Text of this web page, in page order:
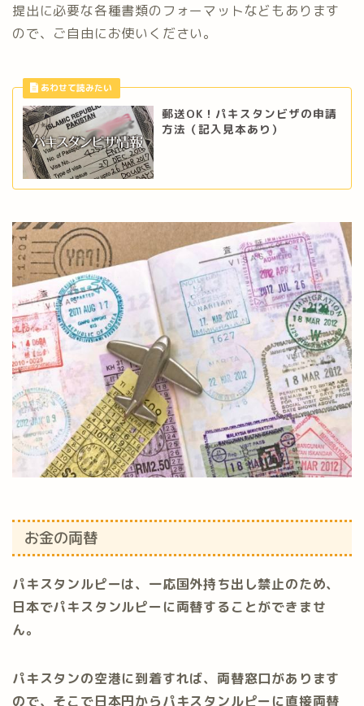
提出に必要な各種書類のフォーマットなどもあります
ので、ご自由にお使いください。
郵送OK！パキスタンビザの申請
方法（記入見本あり）
お金の両替
パキスタンルピーは、一応国外持ち出し禁止のため、
日本でパキスタンルピーに両替することができませ
ん。
パキスタンの空港に到着すれば、両替窓口があります
ので、そこで日本円からパキスタンルピーに直接両替